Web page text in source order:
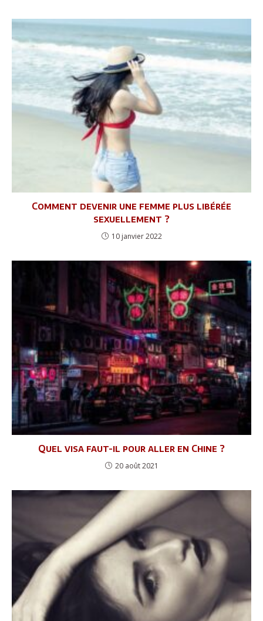
Comment devenir une femme plus libérée
sexuellement ?
10 janvier 2022
Quel visa faut-il pour aller en Chine ?
20 août 2021